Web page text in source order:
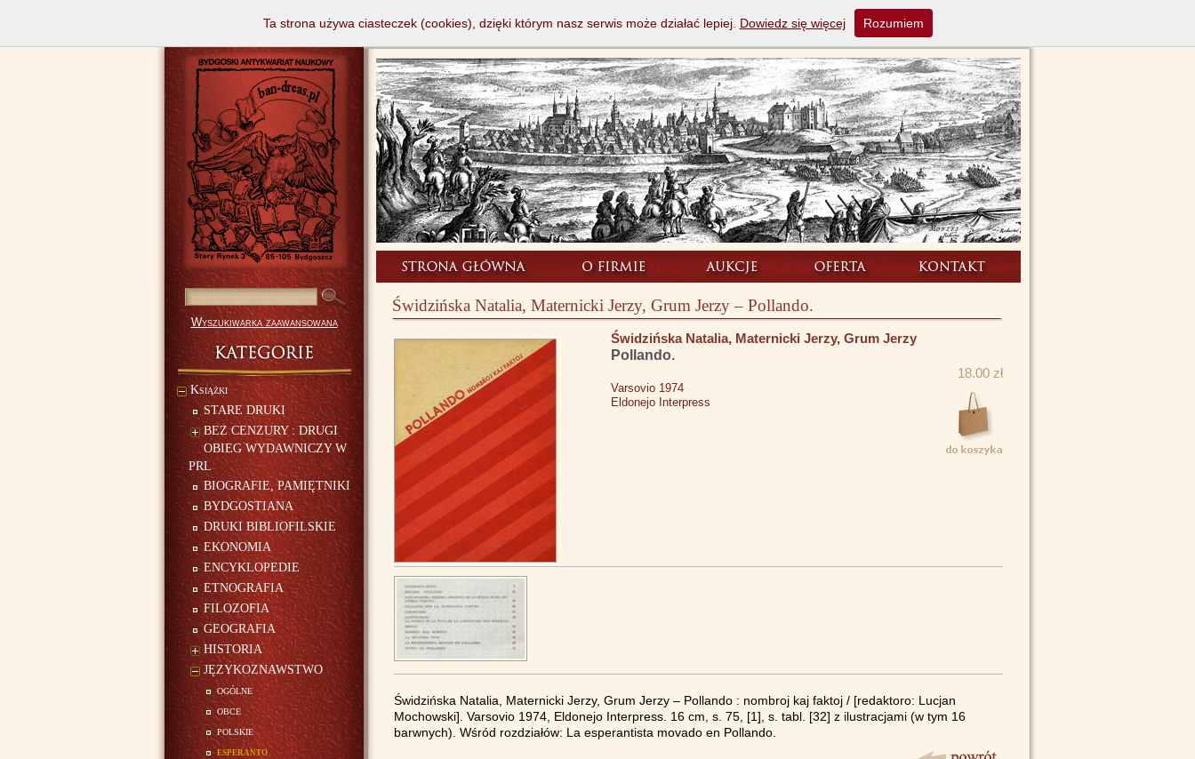
Wyszukiwarka zaawansowana
Książki
STARE DRUKI
BEZ CENZURY : DRUGI
OBIEG WYDAWNICZY W
PRL
BIOGRAFIE, PAMIĘTNIKI
BYDGOSTIANA
DRUKI BIBLIOFILSKIE
EKONOMIA
ENCYKLOPEDIE
ETNOGRAFIA
FILOZOFIA
GEOGRAFIA
HISTORIA
JĘZYKOZNAWSTWO
ogólne
obce
polskie
esperanto
Świdzińska Natalia, Maternicki Jerzy, Grum Jerzy – Pollando.
Świdzińska Natalia, Maternicki Jerzy, Grum Jerzy
Pollando.
18.00 zł
Varsovio 1974
Eldonejo Interpress
Świdzińska Natalia, Maternicki Jerzy, Grum Jerzy – Pollando : nombroj kaj faktoj / [redaktoro: Lucjan
Mochowski]. Varsovio 1974, Eldonejo Interpress. 16 cm, s. 75, [1], s. tabl. [32] z ilustracjami (w tym 16
barwnych). Wśród rozdziałów: La esperantista movado en Pollando.
Ta strona używa ciasteczek (cookies), dzięki którym nasz serwis może działać lepiej. Dowiedz się więcej Rozumiem